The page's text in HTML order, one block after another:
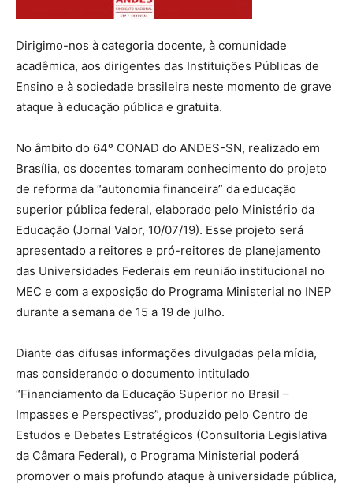
Dirigimo-nos à categoria docente, à comunidade
acadêmica, aos dirigentes das Instituições Públicas de
Ensino e à sociedade brasileira neste momento de grave
ataque à educação pública e gratuita.
No âmbito do 64º CONAD do ANDES-SN, realizado em
Brasília, os docentes tomaram conhecimento do projeto
de reforma da “autonomia financeira” da educação
superior pública federal, elaborado pelo Ministério da
Educação (Jornal Valor, 10/07/19). Esse projeto será
apresentado a reitores e pró-reitores de planejamento
das Universidades Federais em reunião institucional no
MEC e com a exposição do Programa Ministerial no INEP
durante a semana de 15 a 19 de julho.
Diante das difusas informações divulgadas pela mídia,
mas considerando o documento intitulado
“Financiamento da Educação Superior no Brasil –
Impasses e Perspectivas”, produzido pelo Centro de
Estudos e Debates Estratégicos (Consultoria Legislativa
da Câmara Federal), o Programa Ministerial poderá
promover o mais profundo ataque à universidade pública,